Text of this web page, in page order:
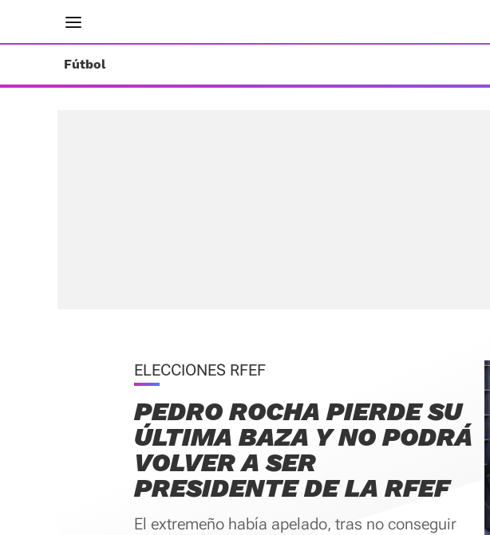
Fútbol
ELECCIONES RFEF
PEDRO ROCHA PIERDE SU
ÚLTIMA BAZA Y NO PODRÁ
VOLVER A SER
PRESIDENTE DE LA RFEF
El extremeño había apelado, tras no conseguir